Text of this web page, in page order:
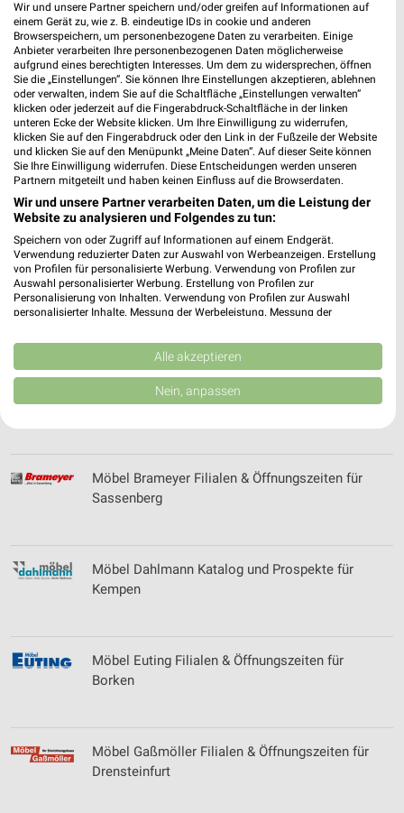
Möbel Berning Katalog und Prospekte für Rheine
Möbel Bernskötter Katalog und Prospekte für
Mülheim
Möbel Beyhoff Filialen & Öffnungszeiten für
Bottrop
Möbel Boer Filialen & Öffnungszeiten für
Coesfeld
Möbel Boss Katalog und Prospekte für Castrop-
Rauxel
Möbel Brameyer Filialen & Öffnungszeiten für
Sassenberg
Möbel Dahlmann Katalog und Prospekte für
Kempen
Möbel Euting Filialen & Öffnungszeiten für
Borken
Möbel Gaßmöller Filialen & Öffnungszeiten für
Drensteinfurt
Wir und unsere Partner speichern und/oder greifen auf Informationen auf
einem Gerät zu, wie z. B. eindeutige IDs in cookie und anderen
Browserspeichern, um personenbezogene Daten zu verarbeiten. Einige
Anbieter verarbeiten Ihre personenbezogenen Daten möglicherweise
aufgrund eines berechtigten Interesses. Um dem zu widersprechen, öffnen
Sie die „Einstellungen“. Sie können Ihre Einstellungen akzeptieren, ablehnen
oder verwalten, indem Sie auf die Schaltfläche „Einstellungen verwalten“
klicken oder jederzeit auf die Fingerabdruck-Schaltfläche in der linken
unteren Ecke der Website klicken. Um Ihre Einwilligung zu widerrufen,
klicken Sie auf den Fingerabdruck oder den Link in der Fußzeile der Website
und klicken Sie auf den Menüpunkt „Meine Daten“. Auf dieser Seite können
Sie Ihre Einwilligung widerrufen. Diese Entscheidungen werden unseren
Partnern mitgeteilt und haben keinen Einfluss auf die Browserdaten.
Wir und unsere Partner verarbeiten Daten, um die Leistung der
Website zu analysieren und Folgendes zu tun:
Speichern von oder Zugriff auf Informationen auf einem Endgerät.
Verwendung reduzierter Daten zur Auswahl von Werbeanzeigen. Erstellung
von Profilen für personalisierte Werbung. Verwendung von Profilen zur
Auswahl personalisierter Werbung. Erstellung von Profilen zur
Personalisierung von Inhalten. Verwendung von Profilen zur Auswahl
personalisierter Inhalte. Messung der Werbeleistung. Messung der
Kombinationen von Daten aus verschiedenen Quellen. Entwicklung und
Verbesserung der Angebote. Verwendung reduzierter Daten zur Auswahl
von Inhalten.
Daten können außerhalb der Europäischen Union weitergegeben und in die
USA gesendet werden.
Website/App.
Wir nutzen Ihre Daten für folgende Zwecke:
IAB-Verarbeitungszwecke:
Verwendung reduzierter Daten zur Auswahl von
Werbeanzeigen
Werbung
Verwendung von Profilen zur Auswahl
von Inhalten
Alle akzeptieren
Nein, anpassen